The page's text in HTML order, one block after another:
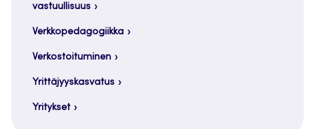
vastuullisuus
Verkkopedagogiikka
Verkostoituminen
Yrittäjyyskasvatus
Yritykset